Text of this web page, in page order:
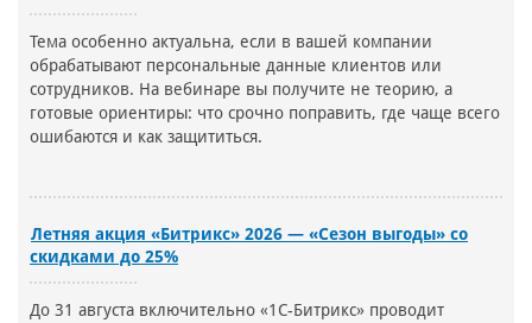
Тема особенно актуальна, если в вашей компании
обрабатывают персональные данные клиентов или
сотрудников. На вебинаре вы получите не теорию, а
готовые ориентиры: что срочно поправить, где чаще всего
ошибаются и как защититься.
Летняя акция «Битрикс» 2026 — «Сезон выгоды» со
скидками до 25%
До 31 августа включительно «1С-Битрикс» проводит